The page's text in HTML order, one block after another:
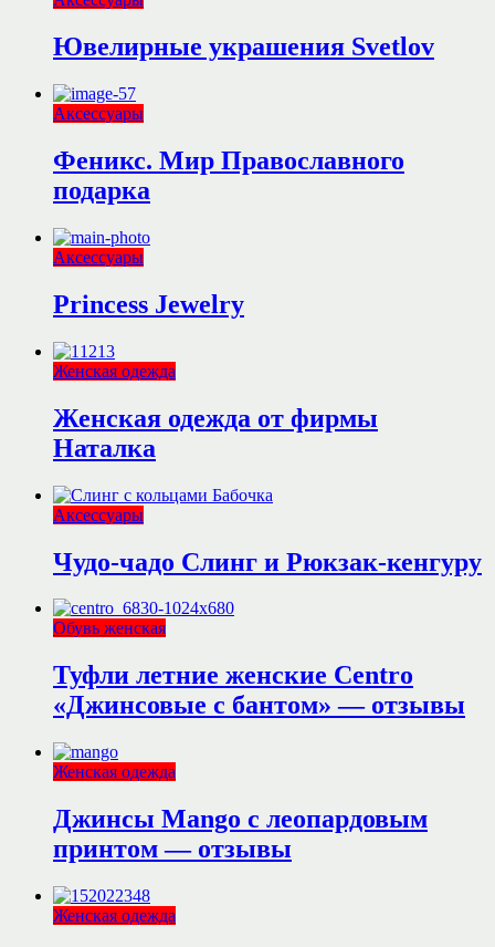
Ювелирные украшения Svetlov
Аксессуары
Феникс. Мир Православного
подарка
Аксессуары
Princess Jewelry
Женская одежда
Женская одежда от фирмы
Наталка
Аксессуары
Чудо-чадо Слинг и Рюкзак-кенгуру
Обувь женская
Туфли летние женские Centro
«Джинсовые с бантом» — отзывы
Женская одежда
Джинсы Mango с леопардовым
принтом — отзывы
Женская одежда